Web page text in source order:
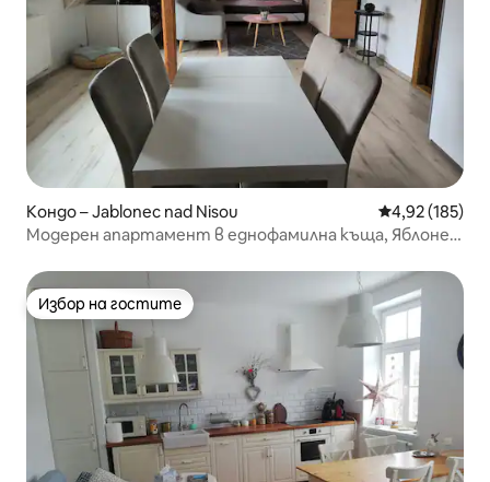
Кондо – Jablonec nad Nisou Средна
4,92 (185)
Модерен апартамент в еднофамилна къща, Яблонец
Избор на гостите
Избор на гостите